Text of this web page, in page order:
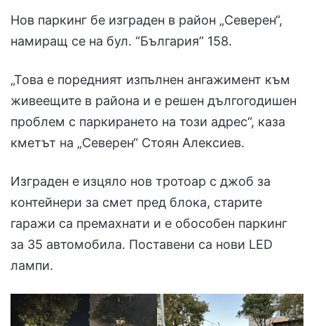
Нов паркинг бе изграден в район „Северен“,
намиращ се на бул. “България” 158.
„Това е поредният изпълнен ангажимент към
живеещите в района и е решен дългогодишен
проблем с паркирането на този адрес“, каза
кметът на „Северен“ Стоян Алексиев.
Изграден е изцяло нов тротоар с джоб за
контейнери за смет пред блока, старите
гаражи са премахнати и е обособен паркинг
за 35 автомобила. Поставени са нови LED
лампи.